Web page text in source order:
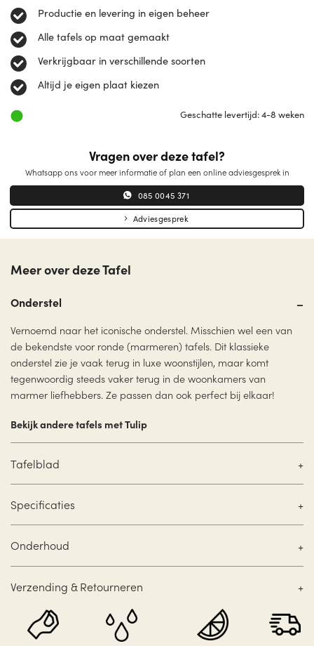
Productie en levering in eigen beheer
Alle tafels op maat gemaakt
Verkrijgbaar in verschillende soorten
Altijd je eigen plaat kiezen
Geschatte levertijd: 4-8 weken
Vragen over deze tafel?
Whatsapp ons voor meer informatie of plan een online adviesgesprek in
085 0045 371
Adviesgesprek
Meer over deze Tafel
Onderstel
Vernoemd naar het iconische onderstel. Misschien wel een van
de bekendste voor ronde (marmeren) tafels. Dit klassieke
onderstel zie je vaak terug in luxe woonstijlen, maar komt
tegenwoordig steeds vaker terug in de woonkamers van
marmer liefhebbers. Ze passen dan ook perfect bij elkaar!
Bekijk andere tafels met Tulip
Tafelblad
Specificaties
Onderhoud
Verzending & Retourneren